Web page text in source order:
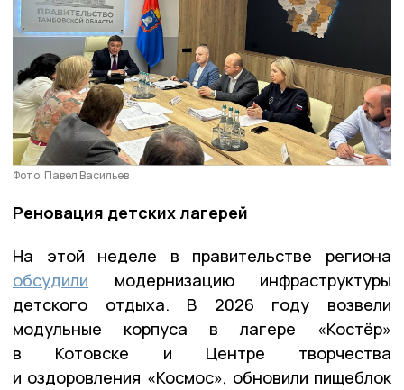
Фото: Павел Васильев
Реновация детских лагерей
На этой неделе в правительстве региона
обсудили модернизацию инфраструктуры
детского отдыха. В 2026 году возвели
модульные корпуса в лагере «Костёр»
в Котовске и Центре творчества
и оздоровления «Космос», обновили пищеблок